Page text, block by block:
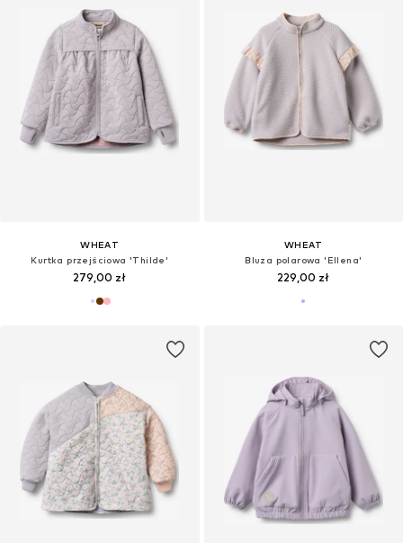
WHEAT
Kurtka przejściowa 'Thilde'
279,00 zł
WHEAT
Bluza polarowa 'Ellena'
229,00 zł